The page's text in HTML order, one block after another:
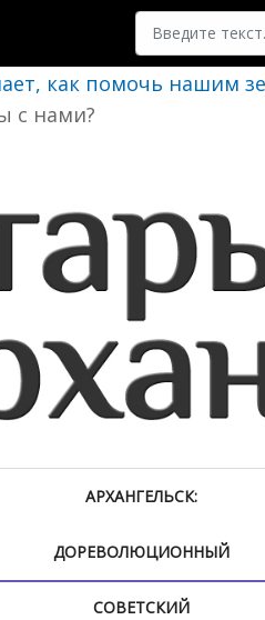
Поиск
как помочь нашим
с нами?
АРХАНГЕЛЬСК:
ДОРЕВОЛЮЦИОННЫЙ
СОВЕТСКИЙ